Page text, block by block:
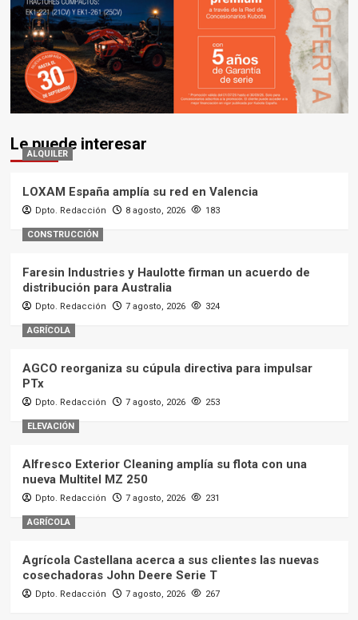
Le puede interesar
ALQUILER
LOXAM España amplía su red en Valencia
Dpto. Redacción 8 agosto, 2026 183
CONSTRUCCIÓN
Faresin Industries y Haulotte firman un acuerdo de
distribución para Australia
Dpto. Redacción 7 agosto, 2026 324
AGRÍCOLA
AGCO reorganiza su cúpula directiva para impulsar
PTx
Dpto. Redacción 7 agosto, 2026 253
ELEVACIÓN
Alfresco Exterior Cleaning amplía su flota con una
nueva Multitel MZ 250
Dpto. Redacción 7 agosto, 2026 231
AGRÍCOLA
Agrícola Castellana acerca a sus clientes las nuevas
cosechadoras John Deere Serie T
Dpto. Redacción 7 agosto, 2026 267